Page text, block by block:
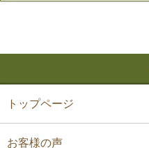
トップページ
お客様の声